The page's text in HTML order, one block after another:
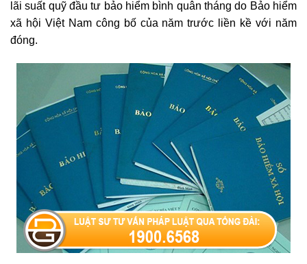
lãi suất quỹ đầu tư bảo hiểm bình quân tháng do Bảo hiểm
xã hội Việt Nam công bố của năm trước liền kề với năm
đóng.